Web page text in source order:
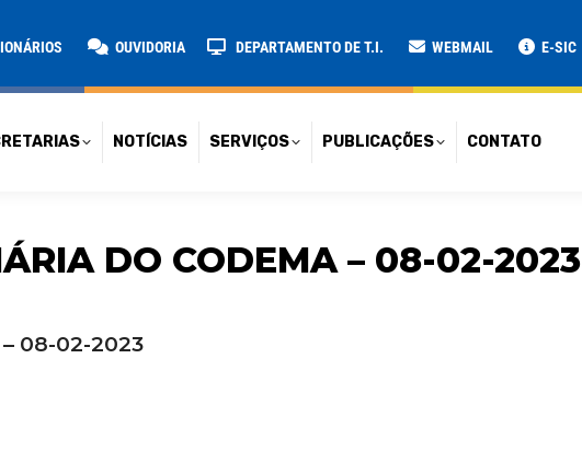
OUVIDORIA DEPARTAMENTO DE T.I. WEBMAIL E-SIC
NOTÍCIAS SERVIÇOS PUBLICAÇÕES CONTATO
DO CODEMA – 08-02-2023
– 08-02-2023